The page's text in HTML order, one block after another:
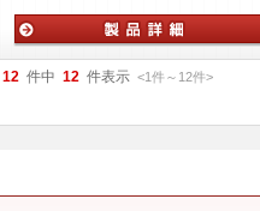
自動ステージ・アクチュエータ
12 件中 12 件表示 <1件～ 12件>